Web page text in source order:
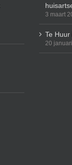
3 maart
Te Huur
20